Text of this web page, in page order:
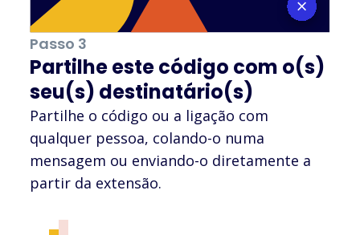
Passo 3
Partilhe este código com o(s)
seu(s) destinatário(s)
Partilhe o código ou a ligação com
qualquer pessoa, colando-o numa
mensagem ou enviando-o diretamente a
partir da extensão.